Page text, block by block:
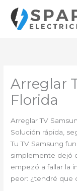
contenido
Arreglar
Florida
Arreglar TV
Solución rápida,
Tu TV Samsung
simplemente dejó
empezó a fallar la
peor: ¿tendré que